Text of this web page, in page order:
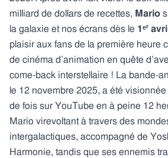
milliard de dollars de recettes, Mario
la galaxie et nos écrans dès le 1ᵉʳ
plaisir aux fans de la première heure
de cinéma d’animation en quête
come-back interstellaire ! La bande-
le 12 novembre 2025, a été visionnée
de fois sur YouTube en à peine 12
Mario virevoltant à travers des
intergalactiques, accompagné de
Harmonie, tandis que ses ennemis